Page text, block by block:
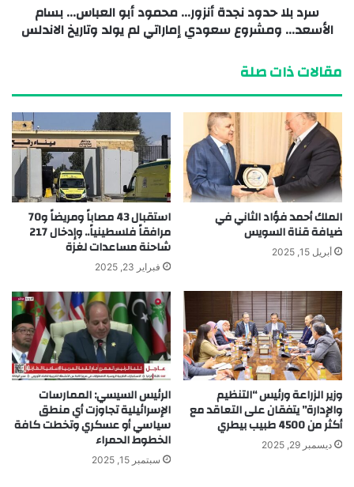
سرد بلا حدود نجدة أنزور... محمود أبو العباس... بسام
الأسعد... ومشروع سعودي إماراتي لم يولد وتاريخ الاندلس
مقالات ذات صلة
الملك أحمد فؤاد الثاني في
ضيافة قناة السويس
أبريل 15, 2025
استقبال 43 مصاباً ومريضاً و70
مرافقاً فلسطينياً.. وإدخال 217
شاحنة مساعدات لغزة
فبراير 23, 2025
وزير الزراعة ورئيس “التنظيم
والإدارة” يتفقان على التعاقد مع
أكثر من 4500 طبيب بيطري
ديسمبر 29, 2025
الرئيس السيسي: الممارسات
الإسرائيلية تجاوزت أي منطق
سياسي أو عسكري وتخطت كافة
الخطوط الحمراء
سبتمبر 15, 2025